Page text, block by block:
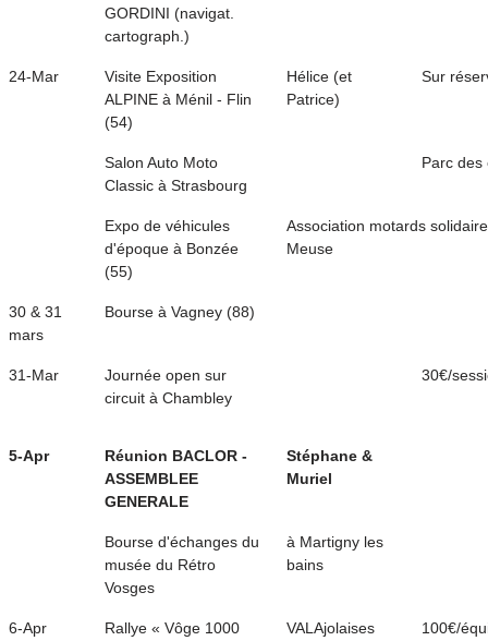
GORDINI (navigat.
cartograph.)
24-Mar
Visite Exposition
ALPINE à Ménil - Flin
(54)
Hélice (et
Patrice)
Sur
Salon Auto Moto
Classic à Strasbourg
Parc des
Expo de véhicules
d'époque à Bonzée
(55)
Association motards
Meuse
30 & 31
mars
Bourse à Vagney (88)
31-Mar
Journée open sur
circuit à Chambley
30€/
5-Apr
Réunion BACLOR -
ASSEMBLEE
GENERALE
Stéphane &
Muriel
Bourse d'échanges du
musée du Rétro
Vosges
à Martigny les
bains
6-Apr
Rallye « Vôge 1000
VALAjolaises 100€/